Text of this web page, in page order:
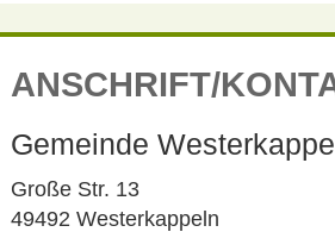
ANSCHRIFT/
Gemeinde
Große Str. 13
49492 Westerkappeln